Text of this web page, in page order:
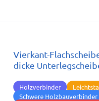
Vierkant-
dicke
Holzverbinder
Schwere Holzbauverbinder